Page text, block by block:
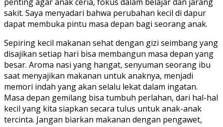
sakit. Saya menyadari bahwa perubahan kecil di dapur
dapat membuka pintu masa depan bagi seorang anak.
Sepiring kecil makanan sehat dengan gizi seimbang yang
disajikan setiap hari bisa membangun masa depan yang
besar. Aroma nasi yang hangat, senyuman seorang ibu
saat menyajikan makanan untuk anaknya, menjadi
memori indah yang akan selalu lekat dalam ingatan.
Masa depan gemilang bisa tumbuh perlahan, dari hal-hal
kecil yang kita siapkan secara tulus untuk anak-anak
tercinta. Jangan biarkan makanan dengan pengawet,